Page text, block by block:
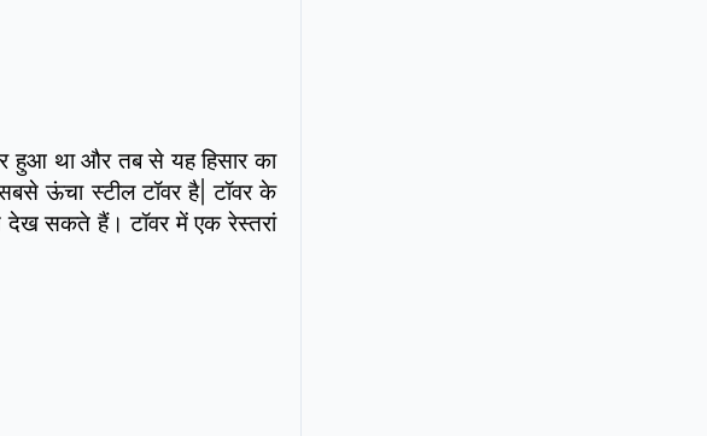
हुआ था और तब से यह हिसार का
ऊंचा स्टील टॉवर है| टॉवर के
देख सकते हैं। टॉवर में एक रेस्तरां